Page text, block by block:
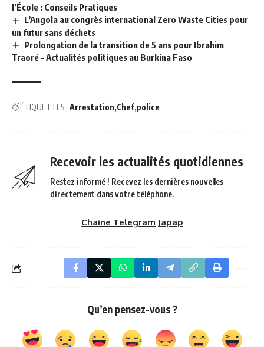
l’École : Conseils Pratiques
L’Angola au congrès international Zero Waste Cities pour
un futur sans déchets
Prolongation de la transition de 5 ans pour Ibrahim
Traoré – Actualités politiques au Burkina Faso
ÉTIQUETTES : Arrestation Chef police
Recevoir les actualités quotidiennes
Restez informé ! Recevez les dernières nouvelles
directement dans votre téléphone.
Chaine Telegram Japap
Qu’en pensez-vous ?